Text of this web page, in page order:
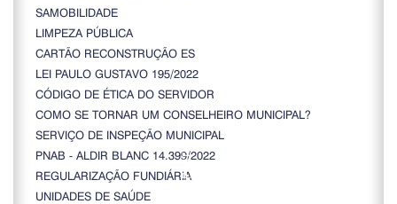
SAMOBILIDADE
LIMPEZA PÚBLICA
CARTÃO RECONSTRUÇÃO ES
LEI PAULO GUSTAVO 195/2022
CÓDIGO DE ÉTICA DO SERVIDOR
COMO SE TORNAR UM CONSELHEIRO MUNICIPAL?
SERVIÇO DE INSPEÇÃO MUNICIPAL
PNAB - ALDIR BLANC 14.399/2022
REGULARIZAÇÃO FUNDIÁRIA
UNIDADES DE SAÚDE